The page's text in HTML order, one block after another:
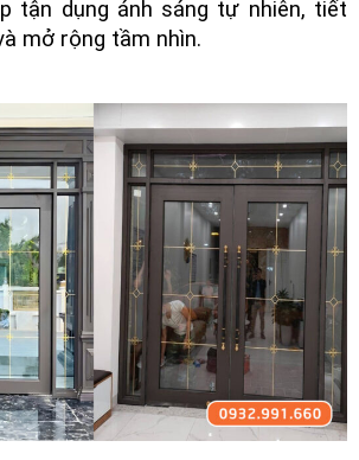
tận dụng ánh sáng tự nhiên, tiết
mở rộng tầm nhìn.